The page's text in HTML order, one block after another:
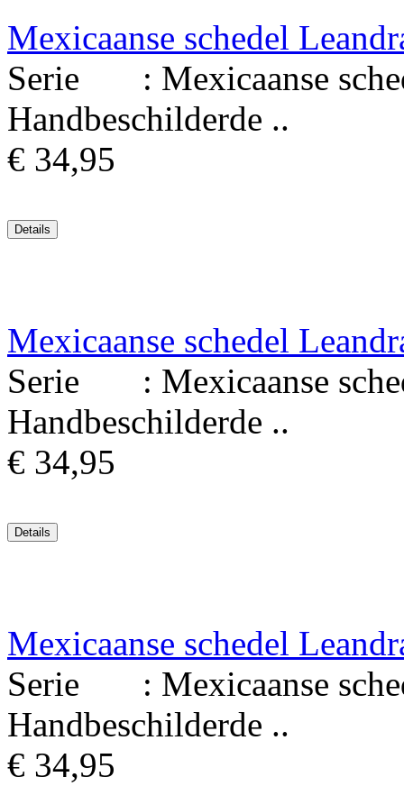
Mexicaanse schedel
Serie : Mexicaanse
Handbeschilderde ..
€ 34,95
Mexicaanse schedel
Serie : Mexicaanse
Handbeschilderde ..
€ 34,95
Mexicaanse schedel
Serie : Mexicaanse
Handbeschilderde ..
€ 34,95